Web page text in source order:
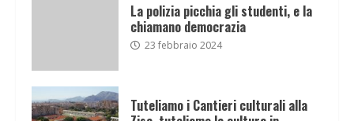
La polizia picchia gli studenti, e la
chiamano democrazia
23 febbraio 2024
Tuteliamo i Cantieri culturali alla